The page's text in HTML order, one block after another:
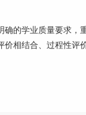
的学业质量要求，
相结合、过程性评